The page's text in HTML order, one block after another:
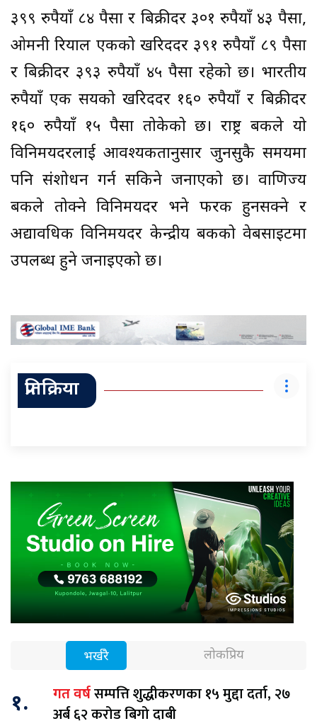
३९९ रुपैयाँ ८४ पैसा र बिक्रीदर ३०१ रुपैयाँ ४३ पैसा,
ओमनी रियाल एकको खरिददर ३९१ रुपैयाँ ८९ पैसा
र बिक्रीदर ३९३ रुपैयाँ ४५ पैसा रहेको छ। भारतीय
रुपैयाँ एक सयको खरिददर १६० रुपैयाँ र बिक्रीदर
१६० रुपैयाँ १५ पैसा तोकेको छ। राष्ट्र बैंकले यो
विनिमयदरलाई आवश्यकतानुसार जुनसुकै समयमा
पनि संशोधन गर्न सकिने जनाएको छ। वाणिज्य
बैंकले तोक्ने विनिमयदर भने फरक हुनसक्ने र
अद्यावधिक विनिमयदर केन्द्रीय बैंकको वेबसाइटमा
उपलब्ध हुने जनाइएको छ।
प्रतिक्रिया
भर्खरै लोकप्रिय
१. गत वर्षसम्पत्ति शुद्धीकरणका १५ मुद्दा दर्ता, २७
अर्ब ६२ करोड बिगो दाबी